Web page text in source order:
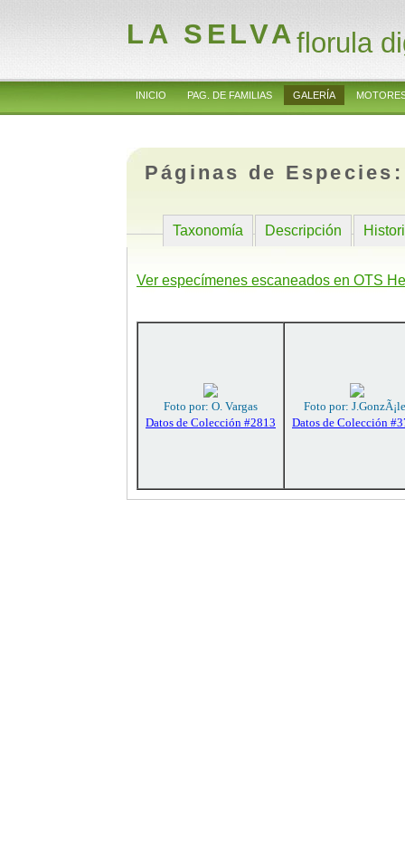
LA SELVAflorula
INICIO PAG. DE FAMILIAS GALERÍA
Páginas de
Taxonomía Descripción
Ver especímenes escaneados en OTS
Foto por: O. Vargas
Datos de Colección #2813
Foto por:
Datos de Colección